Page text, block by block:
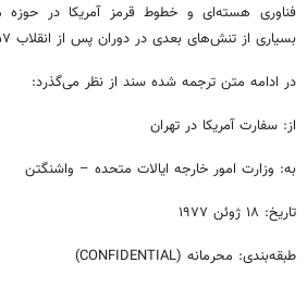
فناوری هسته‌ای و خطوط قرمز آمریکا در
بسیاری از تنش‌های بعدی در دوران پس از انقلاب ۱۳۵۷ را شکل داد.
در ادامه متن ترجمه شده سند از نظر می‌گذرد:
از: سفارت آمریکا در تهران
به: وزارت امور خارجه ایالات متحده – واشنگتن
تاریخ: ۱۸ ژوئن ۱۹۷۷
طبقه‌بندی: محرمانه (CONFIDENTIAL)